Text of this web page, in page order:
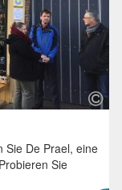
Sie De Prael, eine
Sie